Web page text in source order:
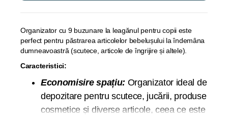
Organizator cu 9 buzunare la leagănul pentru copii este
perfect pentru păstrarea articolelor bebelușului la îndemâna
dumneavoastră (scutece, articole de îngrijire și altele).
Caracteristici:
Economisire spațiu: Organizator ideal de
depozitare pentru scutece, jucării, produse
cosmetice și diverse articole, ceea ce este